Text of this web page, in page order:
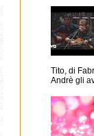
Tito, di
Andrè gli